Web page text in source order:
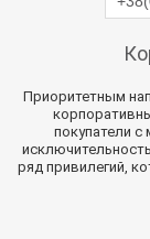
Приоритетным
покупатели
ряд привилегий,